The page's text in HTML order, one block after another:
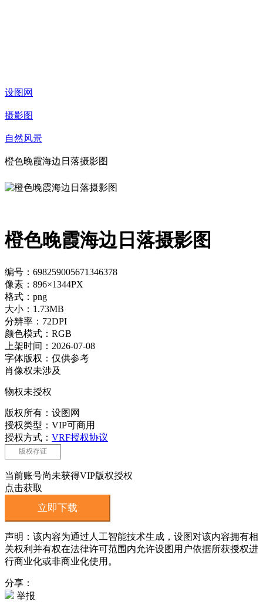
设图网
摄影图
自然风景
橙色晚霞海边日落摄影图
橙色晚霞海边日落摄影图
编号：698259005671346378
像素：896×1344PX
格式：png
大小：1.73MB
分辨率：72DPI
颜色模式：RGB
上架时间：2026-07-08
字体版权：仅供参考
肖像权未涉及
物权未授权
版权所有：设图网
授权类型：VIP可商用
授权方式： VRF授权协议
版权存证
当前账号尚未获得VIP版权授权
点击获取
立即下载
声明：该内容为通过人工智能技术生成，设图对该内容拥有相
关权利并有权在法律许可范围内允许设图用户依据所获授权进
行商业化或非商业化使用。
分享：
举报